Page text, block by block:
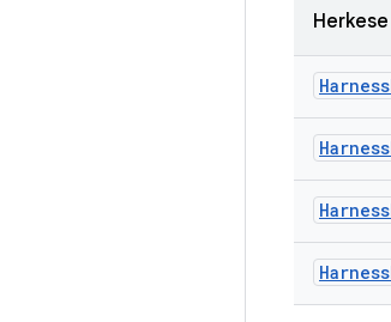
Harness
Harness
Harness
Harness